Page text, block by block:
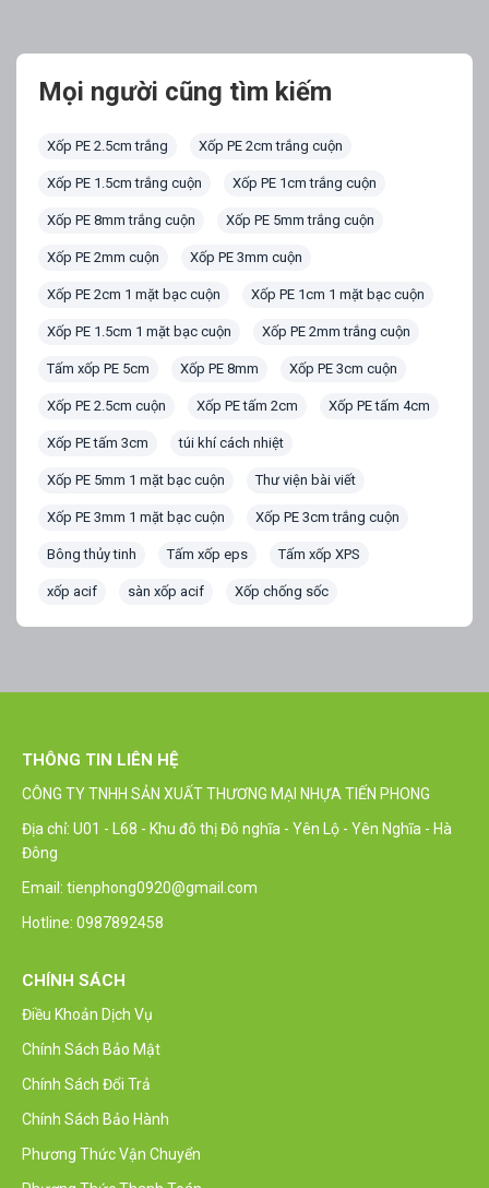
Mọi người cũng tìm kiếm
Xốp PE 2.5cm trắng Xốp PE 2cm trắng cuộn
Xốp PE 1.5cm trắng cuộn Xốp PE 1cm trắng cuộn
Xốp PE 8mm trắng cuộn Xốp PE 5mm trắng cuộn
Xốp PE 2mm cuộn Xốp PE 3mm cuộn
Xốp PE 2cm 1 mặt bạc cuộn Xốp PE 1cm 1 mặt bạc cuộn
Xốp PE 1.5cm 1 mặt bạc cuộn Xốp PE 2mm trắng cuộn
Tấm xốp PE 5cm Xốp PE 8mm Xốp PE 3cm cuộn
Xốp PE 2.5cm cuộn Xốp PE tấm 2cm Xốp PE tấm 4cm
Xốp PE tấm 3cm túi khí cách nhiệt
Xốp PE 5mm 1 mặt bạc cuộn Thư viện bài viết
Xốp PE 3mm 1 mặt bạc cuộn Xốp PE 3cm trắng cuộn
Bông thủy tinh Tấm xốp eps Tấm xốp XPS
xốp acif sàn xốp acif Xốp chống sốc
THÔNG TIN LIÊN HỆ
CÔNG TY TNHH SẢN XUẤT THƯƠNG MẠI NHỰA TIẾN PHONG
Địa chỉ: U01 - L68 - Khu đô thị Đô nghĩa - Yên Lộ - Yên Nghĩa - Hà
Đông
Email: tienphong0920@gmail.com
Hotline: 0987892458
CHÍNH SÁCH
Điều Khoản Dịch Vụ
Chính Sách Bảo Mật
Chính Sách Đổi Trả
Chính Sách Bảo Hành
Phương Thức Vận Chuyển